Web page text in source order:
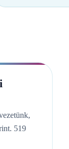
519